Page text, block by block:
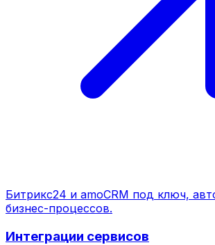
Битрикс24 и amoCRM под ключ,
бизнес-процессов.
Интеграции сервисов